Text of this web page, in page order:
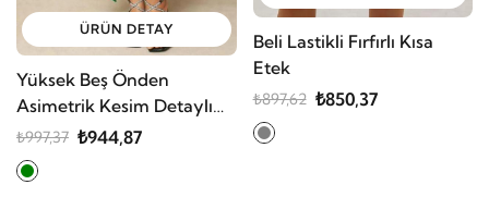
ÜRÜN DETAY
Yüksek Beş Önden
Asimetrik Kesim Detaylı
Uzun Sandy Etek
₺997,37 ₺944,87
Beli Lastikli Fırfırlı Kısa
Etek
₺897,62 ₺850,37